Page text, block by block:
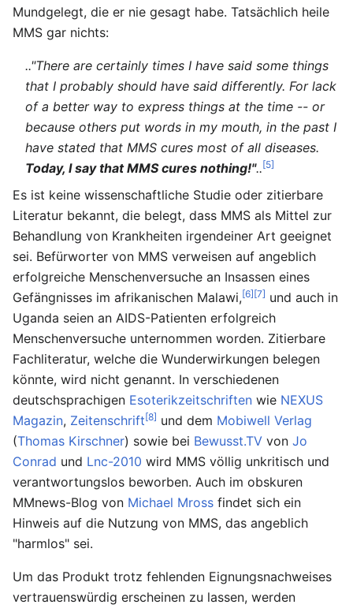
Mundgelegt, die er nie gesagt habe. Tatsächlich heile
MMS gar nichts:
.."There are certainly times I have said some things
that I probably should have said differently. For lack
of a better way to express things at the time -- or
because others put words in my mouth, in the past I
have stated that MMS cures most of all diseases.
Today, I say that MMS cures nothing!"..[5]
Es ist keine wissenschaftliche Studie oder zitierbare
Literatur bekannt, die belegt, dass MMS als Mittel zur
Behandlung von Krankheiten irgendeiner Art geeignet
sei. Befürworter von MMS verweisen auf angeblich
erfolgreiche Menschenversuche an Insassen eines
Gefängnisses im afrikanischen Malawi,[6][7] und auch in
Uganda seien an AIDS-Patienten erfolgreich
Menschenversuche unternommen worden. Zitierbare
Fachliteratur, welche die Wunderwirkungen belegen
könnte, wird nicht genannt. In verschiedenen
deutschsprachigen Esoterikzeitschriften wie NEXUS
Magazin, Zeitenschrift[8] und dem Mobiwell Verlag
(Thomas Kirschner) sowie bei Bewusst.TV von Jo
Conrad und Lnc-2010 wird MMS völlig unkritisch und
verantwortungslos beworben. Auch im obskuren
MMnews-Blog von Michael Mross findet sich ein
Hinweis auf die Nutzung von MMS, das angeblich
"harmlos" sei.
Um das Produkt trotz fehlenden Eignungsnachweises
vertrauenswürdig erscheinen zu lassen, werden